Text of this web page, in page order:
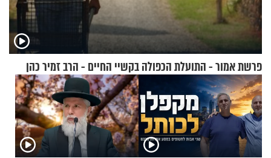
פרשת אמור - התועלת הכפולה בקשיי החיים - הרב זמיר כהן